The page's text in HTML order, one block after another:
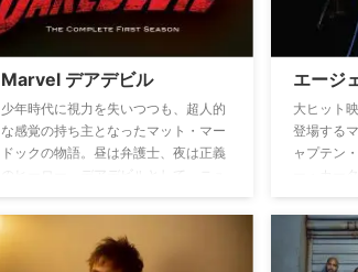
Marvel デアデビル
少年時代に視力を失いつつも、超人的
な感覚の持ち主となったマット・マー
ドックの物語。昼は弁護士、夜は正義
のヒーロー、デアデビルとして、ニュ
対決する。
エージ
大ヒット
登場する
ャプテン
ー・カー
し、キャ
しみを乗
行するペ